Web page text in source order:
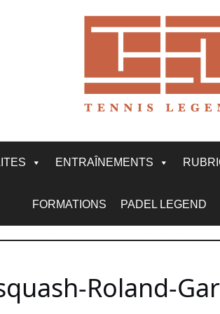
ENTRAÎNEMENTS
FORMATIONS PADEL LEGEND
Roland-